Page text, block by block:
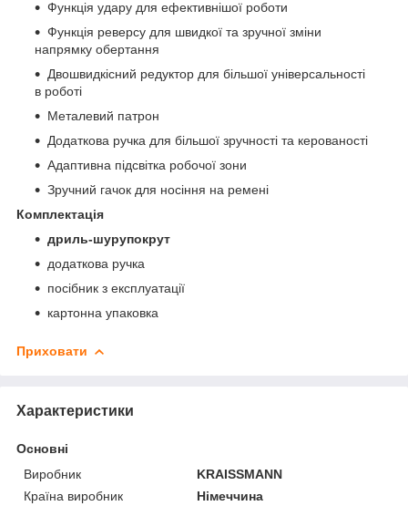
Функція удару для ефективнішої роботи
Функція реверсу для швидкої та зручної зміни
напрямку обертання
Двошвидкісний редуктор для більшої універсальності
в роботі
Металевий патрон
Додаткова ручка для більшої зручності та керованості
Адаптивна підсвітка робочої зони
Зручний гачок для носіння на ремені
Комплектація
дриль-шурупокрут
додаткова ручка
посібник з експлуатації
картонна упаковка
Приховати
Характеристики
Основні
Виробник
KRAISSMANN
Країна виробник
Німеччина